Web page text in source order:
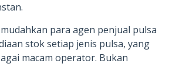
para agen penjual pulsa
stok setiap jenis pulsa, yang
macam operator. Bukan